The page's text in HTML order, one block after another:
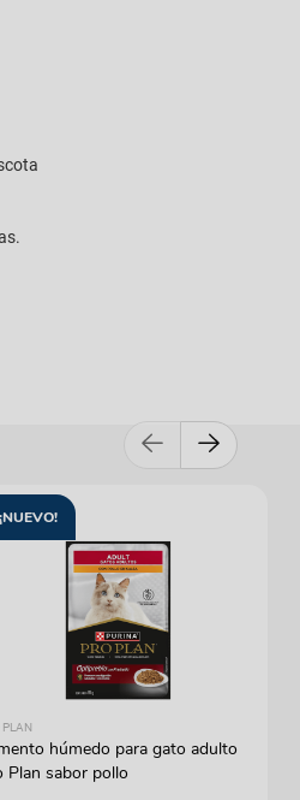
¡NUEVO!
PLAN
húmedo para gato adulto
Plan sabor pollo